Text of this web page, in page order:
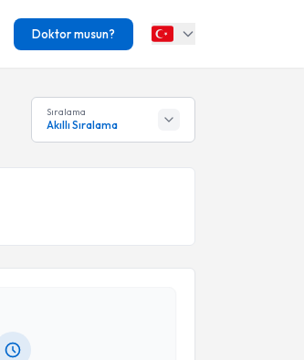
Doktor musun?
Sıralama
Akıllı Sıralama